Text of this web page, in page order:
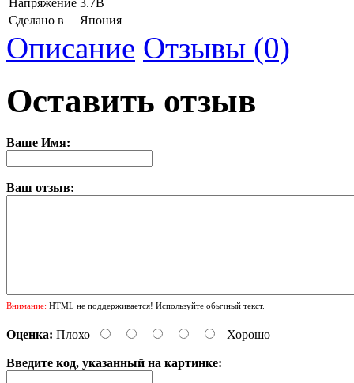
Напряжение 3.7В
Сделано в
Япония
Описание Отзывы (0)
Оставить отзыв
Ваше Имя:
Ваш отзыв:
Внимание: HTML не поддерживается! Используйте обычный текст.
Оценка: Плохо Хорошо
Введите код, указанный на картинке: